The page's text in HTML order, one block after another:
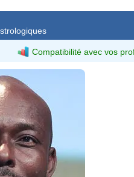
Compatibilité avec vos